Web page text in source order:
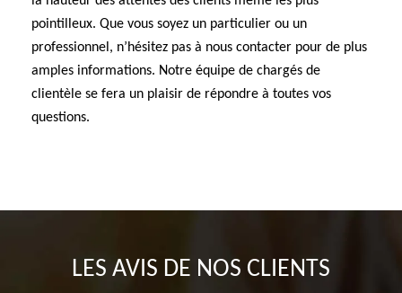
pointilleux. Que vous soyez un particulier ou un
professionnel, n’hésitez pas à nous contacter pour de plus
amples informations. Notre équipe de chargés de
clientèle se fera un plaisir de répondre à toutes vos
questions.
LES AVIS DE NOS CLIENTS